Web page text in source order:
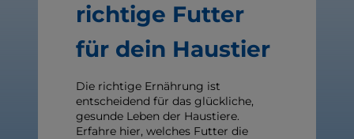
richtige Futter
für dein Haustier
Die richtige Ernährung ist
entscheidend für das glückliche,
gesunde Leben der Haustiere.
Erfahre hier, welches Futter die